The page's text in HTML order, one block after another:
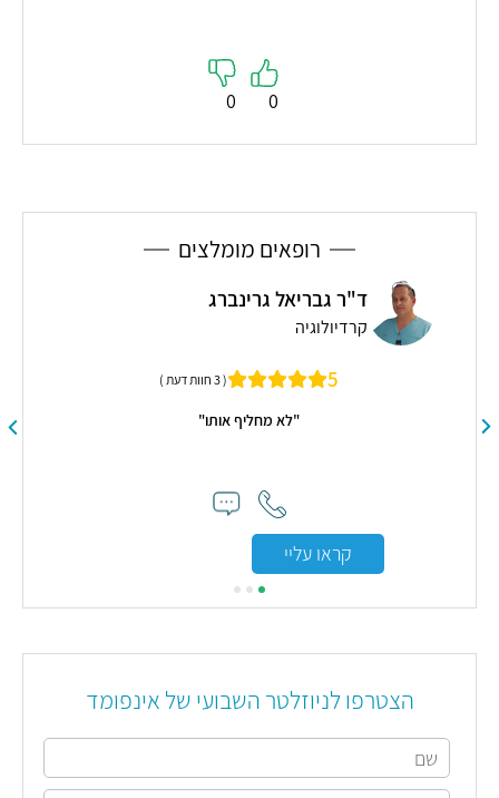
0
0
רופאים מומלצים
ד"ר גבריאל גרינברג
קרדיולוגיה
5 ( 3 חוות דעת )
"לא מחליף אותו"
קראו עליי
הצטרפו לניוזלטר השבועי של אינפומד